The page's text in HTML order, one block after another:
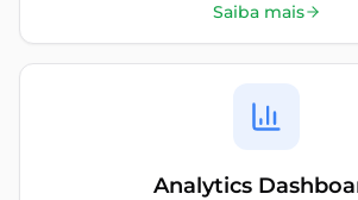
Saiba mais
Analytics